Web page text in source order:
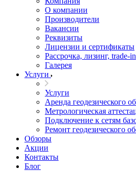
О компании
Производители
Вакансии
Реквизиты
Лицензии и сертификаты
Рассрочка, лизинг, trade-in
Галерея
Услуги
Услуги
Аренда геодезического
Метрологическая
Подключение к сетям
Ремонт геодезического
Обзоры
Акции
Контакты
Блог